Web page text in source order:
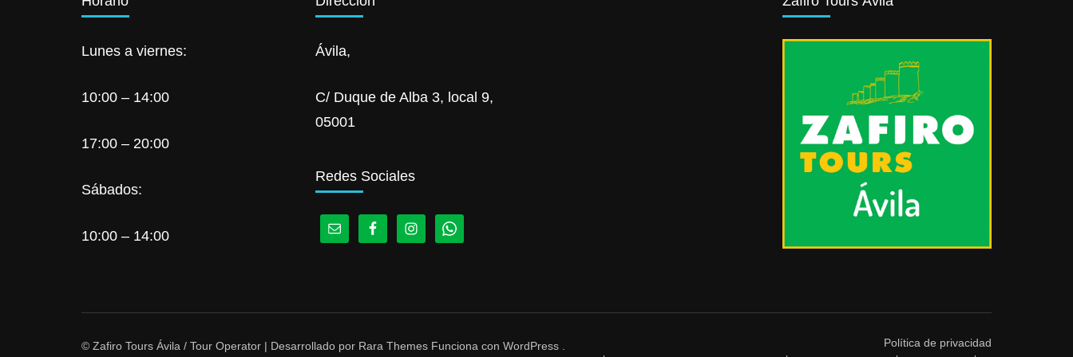
Lunes a viernes:
10:00 – 14:00
17:00 – 20:00
Sábados:
10:00 – 14:00
Ávila,
C/ Duque de Alba 3, local 9,
05001
Redes Sociales
© Zafiro Tours Ávila / Tour Operator | Desarrollado por Rara Themes Funciona con WordPress
Política de privacidad